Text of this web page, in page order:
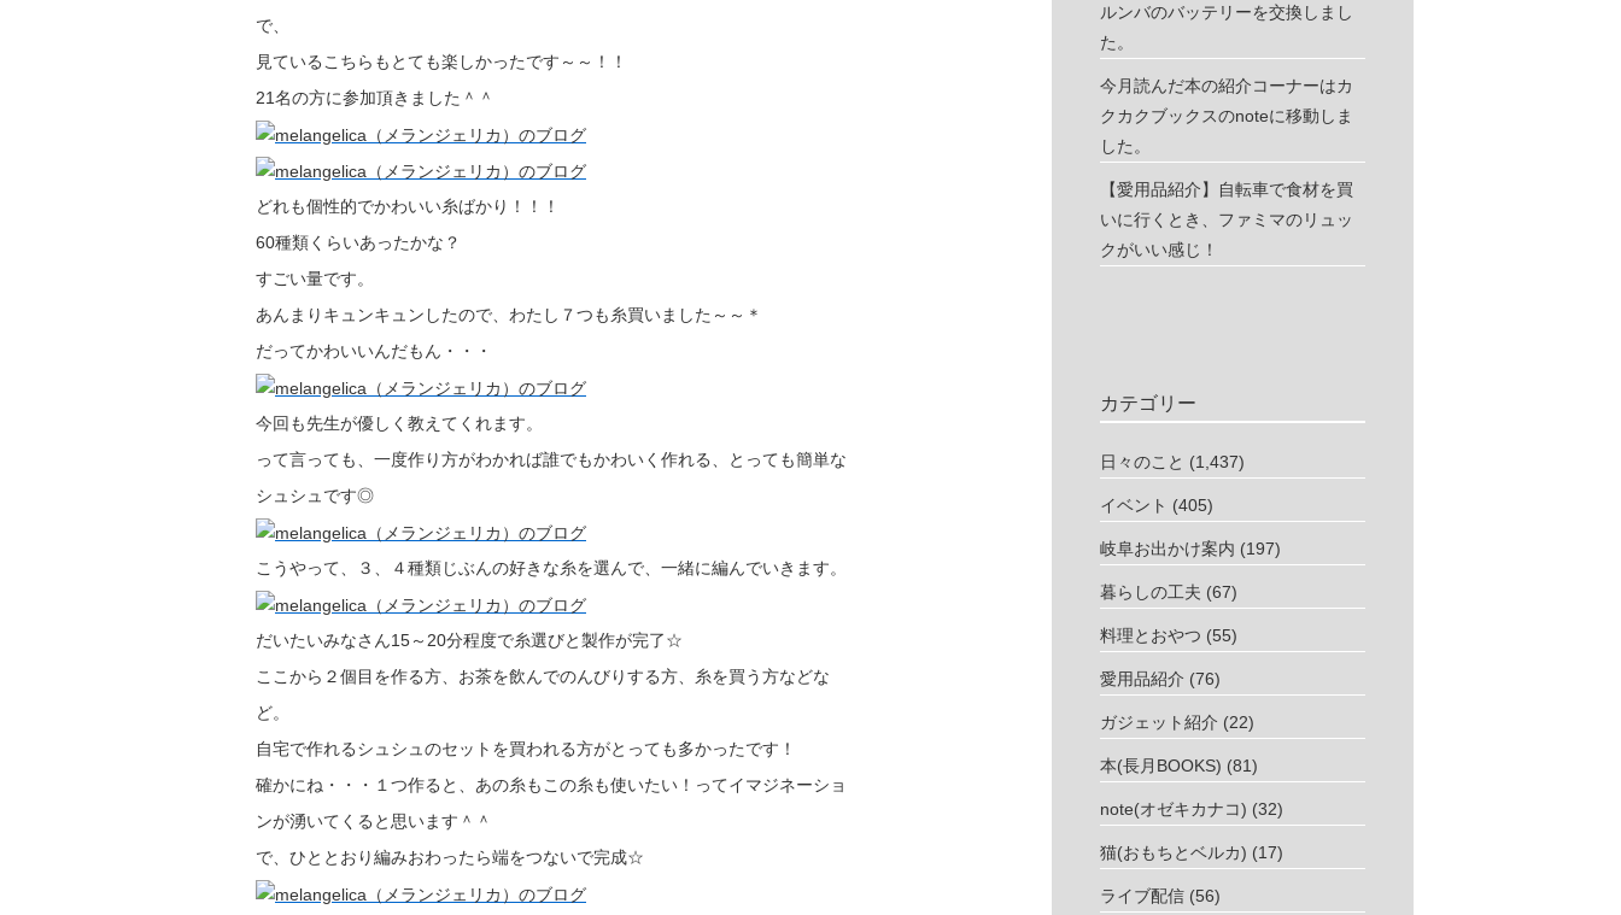
で、
見ているこちらもとても楽しかったです～～！！
21名の方に参加頂きました＾＾
どれも個性的でかわいい糸ばかり！！！
60種類くらいあったかな？
すごい量です。
あんまりキュンキュンしたので、わたし７つも糸買いました～～＊
だってかわいいんだもん・・・
今回も先生が優しく教えてくれます。
って言っても、一度作り方がわかれば誰でもかわいく作れる、とっても簡単な
シュシュです◎
こうやって、３、４種類じぶんの好きな糸を選んで、一緒に編んでいきます。
だいたいみなさん15～20分程度で糸選びと製作が完了☆
ここから２個目を作る方、お茶を飲んでのんびりする方、糸を買う方などな
ど。
自宅で作れるシュシュのセットを買われる方がとっても多かったです！
確かにね・・・１つ作ると、あの糸もこの糸も使いたい！ってイマジネーショ
ンが湧いてくると思います＾＾
で、ひととおり編みおわったら端をつないで完成☆
ルンバのバッテリーを交換しまし
た。
今月読んだ本の紹介コーナーはカ
クカクブックスのnoteに移動しま
した。
【愛用品紹介】自転車で食材を買
いに行くとき、ファミマのリュッ
クがいい感じ！
カテゴリー
日々のこと (1,437)
イベント (405)
岐阜お出かけ案内 (197)
暮らしの工夫 (67)
料理とおやつ (55)
愛用品紹介 (76)
ガジェット紹介 (22)
本(長月BOOKS) (81)
note(オゼキカナコ) (32)
猫(おもちとベルカ) (17)
ライブ配信 (56)